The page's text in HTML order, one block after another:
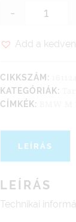
BMW
-
Add a
CIKKSZÁM:
KATEGÓRIÁK:
CÍMKÉK:
LEÍRÁS
LEÍRÁS
Technikai